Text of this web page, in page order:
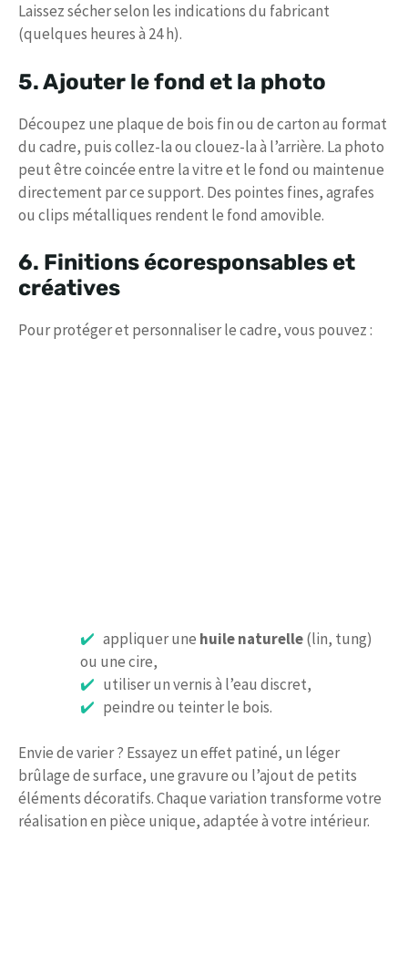
Laissez sécher selon les indications du fabricant
(quelques heures à 24 h).
5. Ajouter le fond et la photo
Découpez une plaque de bois fin ou de carton au format
du cadre, puis collez-la ou clouez-la à l’arrière. La photo
peut être coincée entre la vitre et le fond ou maintenue
directement par ce support. Des pointes fines, agrafes
ou clips métalliques rendent le fond amovible.
6. Finitions écoresponsables et
créatives
Pour protéger et personnaliser le cadre, vous pouvez :
appliquer une huile naturelle(lin, tung)
ou une cire,
utiliser un vernis à l’eau discret,
peindre ou teinter le bois.
Envie de varier ? Essayez un effet patiné, un léger
brûlage de surface, une gravure ou l’ajout de petits
éléments décoratifs. Chaque variation transforme votre
réalisation en pièce unique, adaptée à votre intérieur.